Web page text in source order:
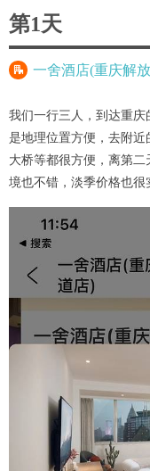
第1天
 一舍酒店(重庆解
我们一行三人，到达重
是地理位置方便，去附
大桥等都很方便，离第
境也不错，淡季价格也很